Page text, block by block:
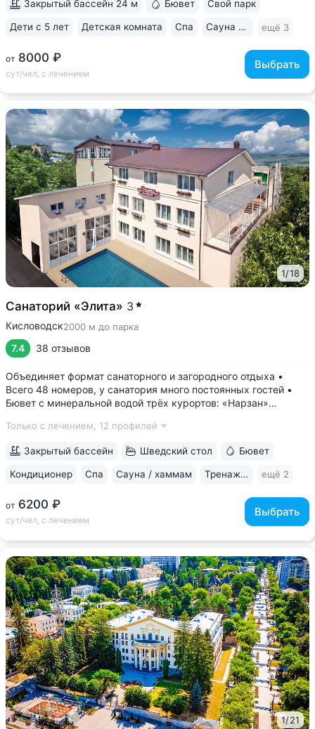
от 8000 ₽
сут/чел, с лечением
Выбрать
Закрытый бассейн 24 м Бювет Свой парк
Дети с 5 лет Детская комната Спа Сауна / хаммам ещё 3
1/18
Санаторий «Элита» 3
Кисловодск2000 м до парка
7.4 38 отзывов
Объединяет формат санаторного и загородного отдыха •
Всего 48 номеров, у санатория много постоянных гостей •
Бювет с минеральной водой трёх курортов: «Нарзан»
(Железноводск) • Номера отельного типа с хорошим
Только с лечением, 12 профилей
от 6200 ₽
сут/чел, с лечением
Выбрать
Закрытый бассейн Шведский стол Бювет
Кондиционер Спа Сауна / хаммам Тренажерный зал ещё 2
1/21